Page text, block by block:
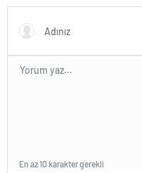
En az 10 karakter gerekli